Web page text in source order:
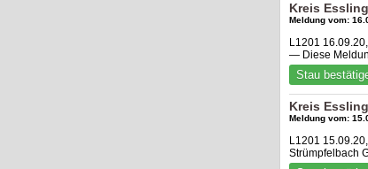
Kreis
Meldung vom:
L1201
— Diese
Stau
Kreis
Meldung vom:
L1201
Strümpfelbach